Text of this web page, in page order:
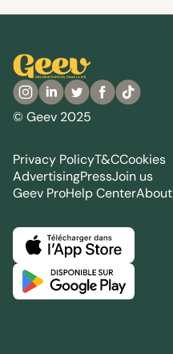
© Geev 2025
Privacy PolicyT&CCookies
AdvertisingPressJoin us
Geev ProHelp CenterAbout